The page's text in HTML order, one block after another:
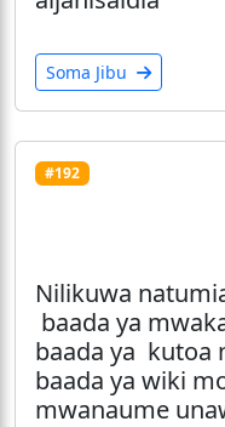
Soma Jibu
#192
Nilikuwa
baada ya
baada ya kutoa
baada ya wiki
mwanaume